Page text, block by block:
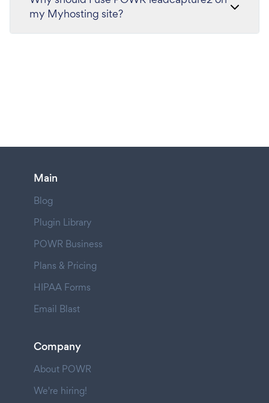
my Myhosting site?
Main
Blog
Plugin Library
POWR Business
Plans & Pricing
HIPAA Forms
Email Blast
Company
About POWR
We're hiring!